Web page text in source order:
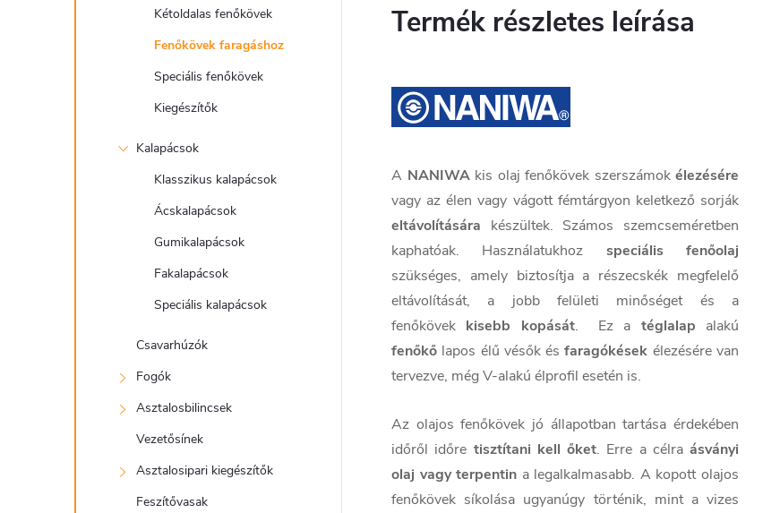
Kétoldalas fenőkövek
Fenőkövek faragáshoz
Speciális fenőkövek
Kiegészítők
Kalapácsok
Klasszikus kalapácsok
Ácskalapácsok
Gumikalapácsok
Fakalapácsok
Speciális kalapácsok
Csavarhúzók
Fogók
Asztalosbilincsek
Vezetősínek
Asztalosipari kiegészítők
Feszítővasak
Termék részletes leírása
A NANIWAkis olaj fenőkövek szerszámok élezésére
vagy az élen vagy vágott fémtárgyon keletkező sorják
eltávolítására készültek. Számos szemcseméretben
kaphatóak. Használatukhoz speciális fenőolaj
szükséges, amely biztosítja a részecskék megfelelő
eltávolítását, a jobb felületi minőséget és a
fenőkövek kisebb kopását. Ez a téglalap alakú
fenőkő lapos élű vésők ésfaragókések élezésére van
tervezve, még V-alakú élprofil esetén is.
Az olajos fenőkövek jó állapotban tartása érdekében
időről időre tisztítani kell őket. Erre a célra ásványi
olaj vagy terpentin a legalkalmasabb. A kopott olajos
fenőkövek síkolása ugyanúgy történik, mint a vizes